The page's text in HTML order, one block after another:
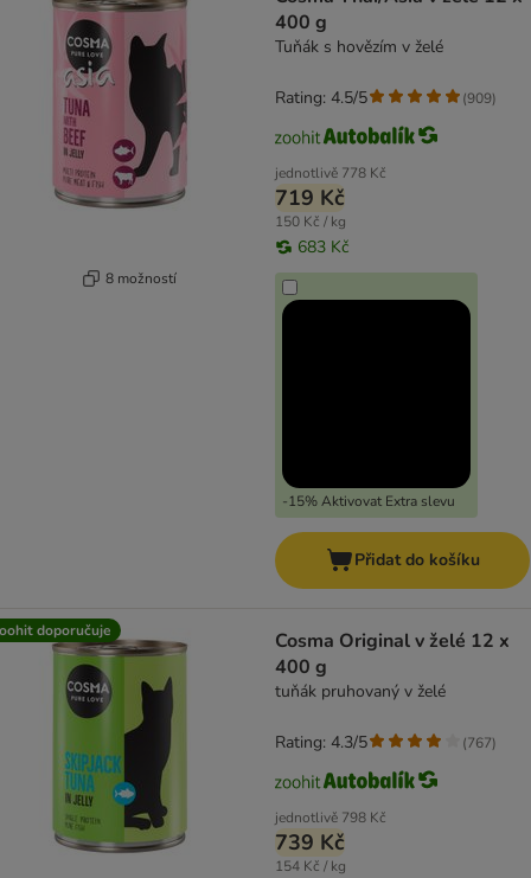
8 možností
400 g
Tuňák s hovězím v želé
jednotlivě 778 Kč
719 Kč
150 Kč / kg
683 Kč
-15% Aktivovat Extra slevu
Rating: 4.5/5 (909)
Přidat do košíku
doporučuje
Cosma Original v želé 12 x
400 g
tuňák pruhovaný v želé
jednotlivě 798 Kč
739 Kč
154 Kč / kg
Rating: 4.3/5 (767)